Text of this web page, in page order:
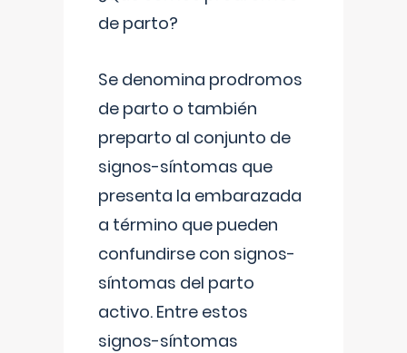
de parto?
Se denomina prodromos
de parto o también
preparto al conjunto de
signos-síntomas que
presenta la embarazada
a término que pueden
confundirse con signos-
síntomas del parto
activo. Entre estos
signos-síntomas